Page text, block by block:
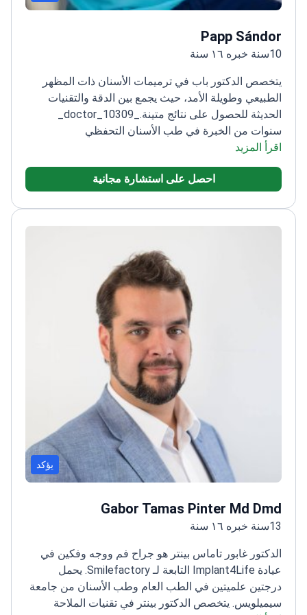
Papp Sándor
10سنة خبره ١٦ سنة
يتخصص الدكتور باب في ترميمات الأسنان ذات المظهر
الطبيعي وطويلة الأمد، حيث يجمع بين الدقة والتقنيات
الحديثة للحصول على نتائج متينة.
سنوات من الخبرة في طب الأسنان التحفظي
والتعويضي
أخصائي من جامعة سيميلويسيركز على تركيبات الأسنان
ذات اللمسات الجمالية الراقيةيحضر بانتظام المؤتمرات
اقرأ المزيد
احصل على استشارة مجانية
يؤكد
Gabor Tamas Pinter Md Dmd
13سنة خبره ١٦ سنة
الدكتور غابور تاماس بينتر هو جراح فم ووجه وفكين في
عيادة Implant4Life التابعة لـ Smilefactory. يحمل
درجتين علميتين في الطب العام وطب الأسنان من جامعة
سيميلويس. يتخصص الدكتور بينتر في تقنيات الملاحة